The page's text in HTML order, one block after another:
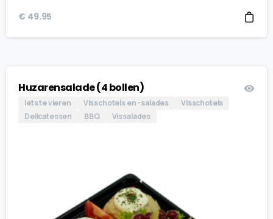
€ 49.95
Huzarensalade (4 bollen)
Iets te vieren Visschotels en -salades
Visschotels
Delicatessen
BBQ Vissalades